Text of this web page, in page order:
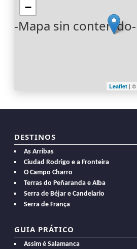
-Mapa sin contenido-
−
Leaflet| ©
DESTINOS
As Arribas
Ciudad Rodrigo e a Fronteira
O Campo Charro
Terras do Peñaranda e Alba
Serra de Béjar e Candelario
Serra de França
GUIA PRÁTICO
Assim é Salamanca